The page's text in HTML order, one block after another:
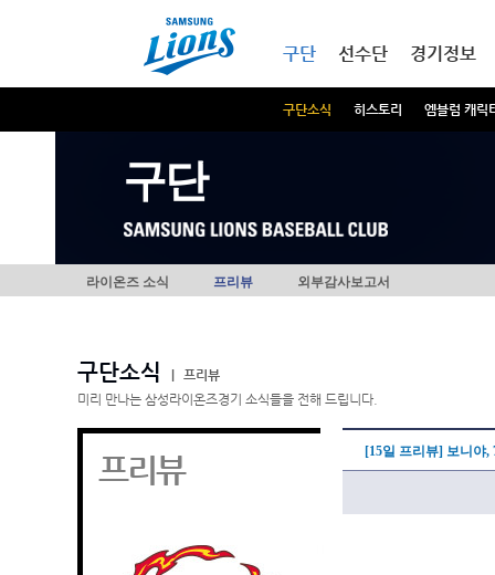
구단
구단소식 히스토리 엠블럼 캐릭
선수단 경기정보
구단
라이온즈 소식 프리뷰 외부감사보고서
구단소식
프리뷰
미리 만나는 삼성라이온즈경기 소식들을 전해 드립니다.
프리뷰 [15일 프리뷰] 보니야